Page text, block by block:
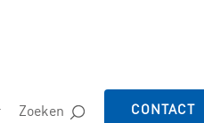
Zoeken CONTACT